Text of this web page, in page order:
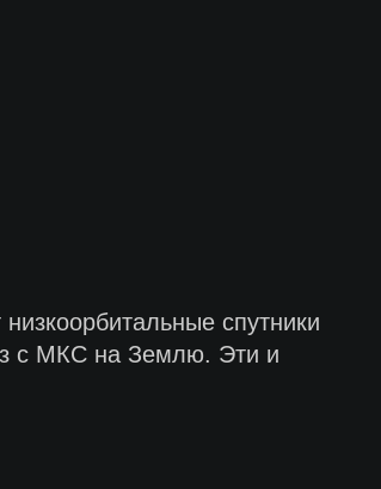
спутники
с МКС на Землю. Эти и